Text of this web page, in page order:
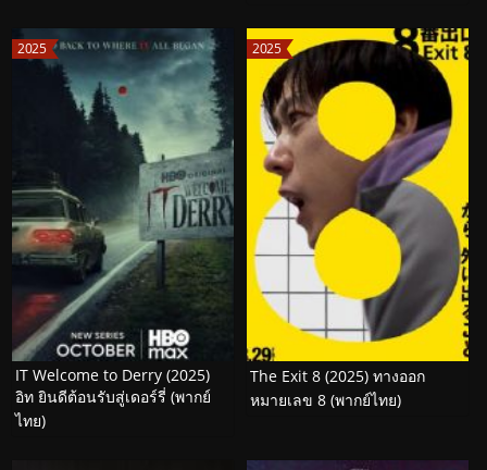
2025
IT Welcome to Derry (2025)
อิท ยินดีต้อนรับสู่เดอร์รี่ (พากย์
ไทย)
2025
The Exit 8 (2025) ทางออก
หมายเลข 8 (พากย์ไทย)